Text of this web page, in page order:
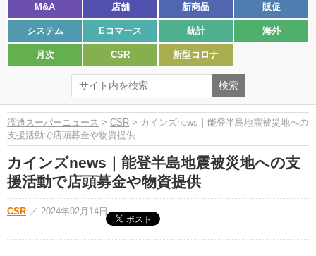
M&A 店舗 新商品 販促
システム Eコマース 統計 海外
月次 CSR 新型コロナ
流通スーパーニュース > CSR > カインズnews｜能登半島地震被災地への
支援活動で店頭募金や物資提供
カインズnews｜能登半島地震被災地への支
援活動で店頭募金や物資提供
CSR ／ 2024年02月14日